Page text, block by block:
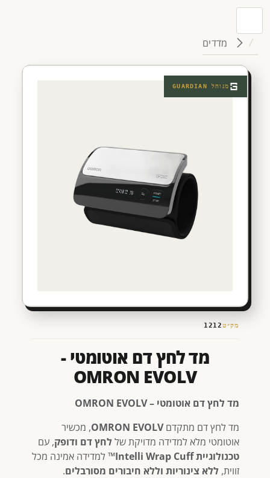
מדדים
מנוהל GUARDIAN
מק״ט1212
מד לחץ דם אוטומטי -
OMRON EVOLV
מד לחץ דם אוטומטי – OMRON EVOLV
מד לחץ דם מתקדםOMRON EVOLV, מכשיר
אוטומטי מלא למדידה מדויקת של לחץ דם ודופק, עם
טכנולוגיית Intelli Wrap Cuff™
למדידה אמינה מכל
זווית, ללא צינוריות וללא חיבורים מסורבלים.